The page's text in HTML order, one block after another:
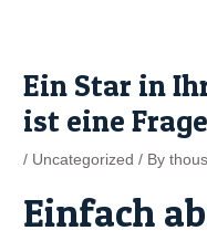
Ein Star in
ist eine
/ Uncategorized / By
Einfach